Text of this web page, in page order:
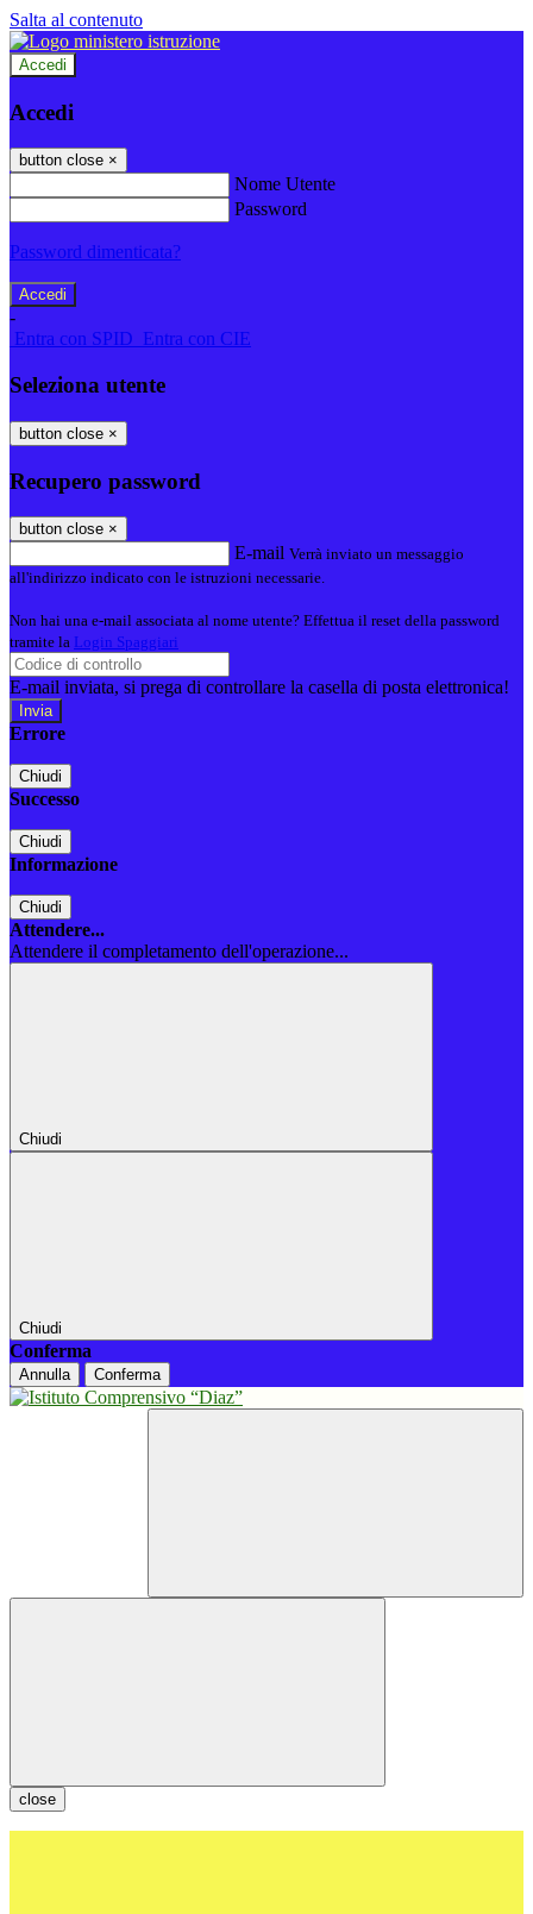
Salta al contenuto
Accedi
Accedi
button close ×
Nome Utente
Password
Password dimenticata?
-
Entra con SPID Entra con CIE
Seleziona utente
button close ×
Recupero password
button close ×
E-mail Verrà inviato un messaggio
all'indirizzo indicato con le istruzioni necessarie.
Non hai una e-mail associata al nome utente? Effettua il reset della password
tramite la Login Spaggiari
E-mail inviata, si prega di controllare la casella di posta elettronica!
Errore
Chiudi
Successo
Chiudi
Informazione
Chiudi
Attendere...
Attendere il completamento dell'operazione...
Chiudi
Chiudi
Conferma
Annulla Conferma
close